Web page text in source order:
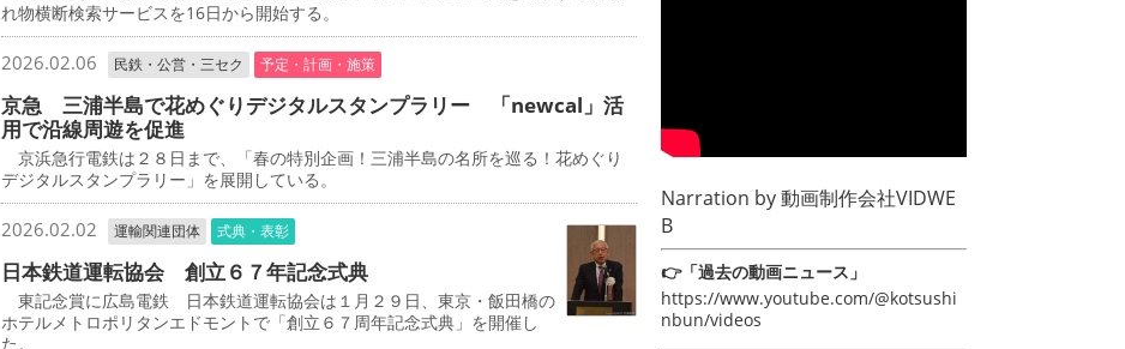
れ物横断検索サービスを16日から開始する。
2026.02.06 民鉄・公営・三セク 予定・計画・施策
京急 三浦半島で花めぐりデジタルスタンプラリー 「newcal」活
用で沿線周遊を促進
京浜急行電鉄は２８日まで、「春の特別企画！三浦半島の名所を巡る！花めぐり
デジタルスタンプラリー」を展開している。
2026.02.02 運輸関連団体 式典・表彰
日本鉄道運転協会 創立６７年記念式典
東記念賞に広島電鉄 日本鉄道運転協会は１月２９日、東京・飯田橋の
ホテルメトロポリタンエドモントで「創立６７周年記念式典」を開催し
た。
Narration by動画制作会社VIDWE
B
👉「過去の動画ニュース」
https://www.youtube.com/@kotsushi
nbun/videos